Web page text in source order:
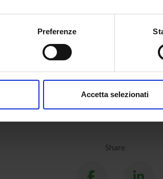
anche:
sulla tua posizione geografica, con
in qualsiasi momento dalla
Preferenze
Accetta selezionati
Share